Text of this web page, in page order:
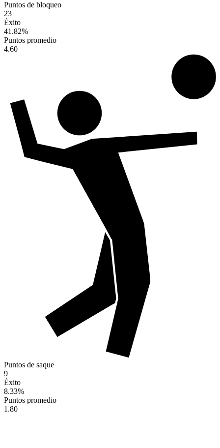
Puntos de bloqueo
23
Éxito
41.82%
Puntos promedio
4.60
Puntos de saque
9
Éxito
8.33%
Puntos promedio
1.80